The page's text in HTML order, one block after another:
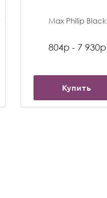
Max Philip Black
804р - 7 930р
Купить